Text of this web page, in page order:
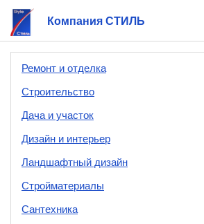
Компания СТИЛЬ
Ремонт и отделка
Строительство
Дача и участок
Дизайн и интерьер
Ландшафтный дизайн
Стройматериалы
Сантехника